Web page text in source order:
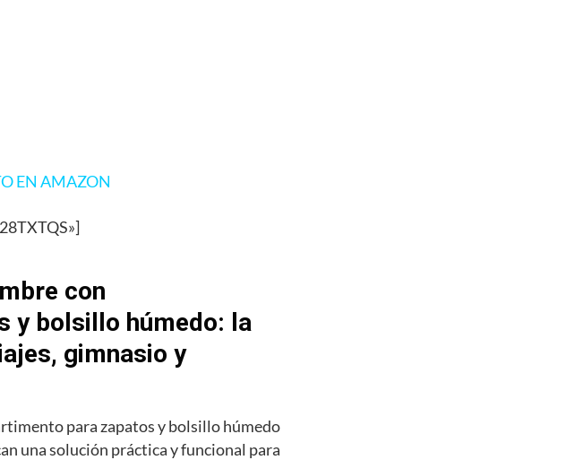
EN AMAZON
con
y bolsillo húmedo: la
gimnasio y
para zapatos y bolsillo húmedo
una solución práctica y funcional para